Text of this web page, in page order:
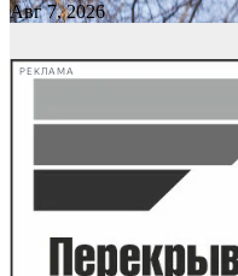
Авг 7, 2026
РЕКЛАМА